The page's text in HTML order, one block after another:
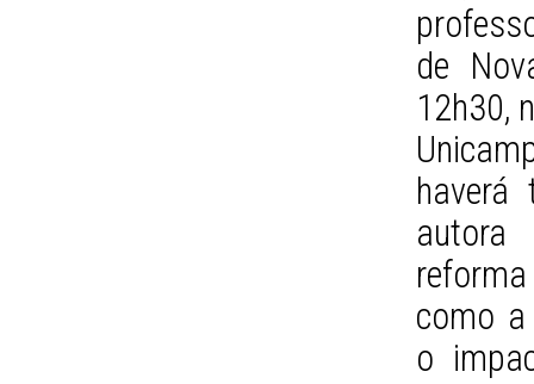
de
12h30,
autora
como
o